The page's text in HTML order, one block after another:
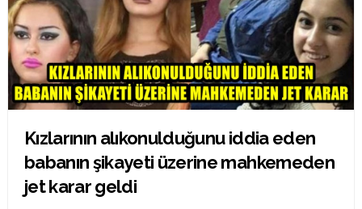
Kızlarının alıkonulduğunu iddia eden
babanın şikayeti üzerine mahkemeden
jet karar geldi